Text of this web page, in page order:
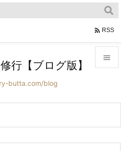



 RSS
行【ブログ版】
butta.com/blog